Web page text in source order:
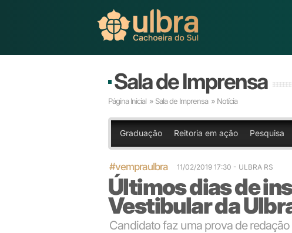
Sala de Imprensa
Página Inicial » Sala de Imprensa » Notícia
Graduação Reitoria em ação Pesquisa
#vempraulbra 11/02/2019 17:30 - ULBRA RS
Últimos dias de
Vestibular da
Candidato faz uma prova de